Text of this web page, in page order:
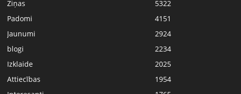
Ziņas
5322
Padomi
4151
Jaunumi
2924
blogi
2234
Izklaide
2025
Attiecības
1954